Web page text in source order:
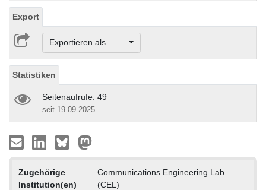
Export
Exportieren als ...
Statistiken
Seitenaufrufe: 49
seit 19.09.2025
Zugehörige
Institution(en)
Communications Engineering Lab
(CEL)